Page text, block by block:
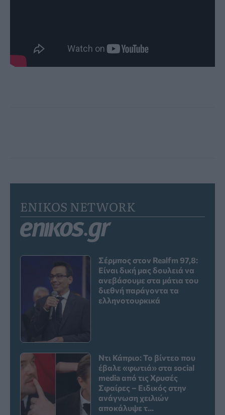
ENIKOS NETWORK
Σέρμπος στον Realfm 97,8:
Είναι δική μας δουλειά να
ανεβάσουμε στα μάτια του
διεθνή παράγοντα τα
ελληνοτουρκικά
Ντι Κάπριο: Το βίντεο που
έβαλε «φωτιά» στα social
media από τις Χρυσές
Σφαίρες – Ειδικός στην
ανάγνωση χειλιών
αποκάλυψε τ...